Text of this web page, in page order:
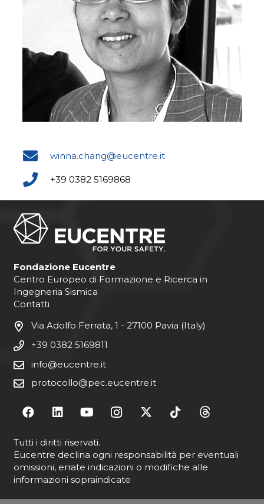
winna.chang@eucentre.it
+39 0382 5169868
Fondazione Eucentre
Centro Europeo di Formazione e Ricerca in
Ingegneria Sismica
Contatti
Via Adolfo Ferrata, 1 - 27100 Pavia (Italy)
+39 0382 5169811
info@eucentre.it
protocollo@pec.eucentre.it
Tutti i diritti riservati.
Eucentre declina ogni responsabilità per eventuali
omissioni, errate indicazioni o modifiche alle
informazioni sopraindicate